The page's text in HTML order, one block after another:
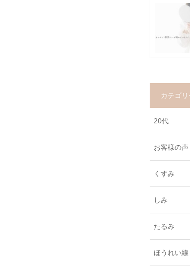
カテゴリ
20代
お客様の声
くすみ
しみ
たるみ
ほうれい線